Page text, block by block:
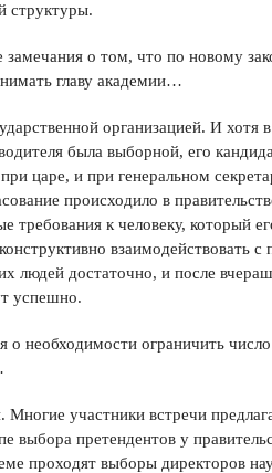
структуры.
о том, что по новому
главу академии…
организацией. И хотя в
была выборной, его
при царе, и при генеральном
происходило в
требования к человеку, который
взаимодействовать с
людей достаточно, и после
успешно.
необходимости ограничить
участники встречи
выбора претендентов у
проходят выборы директоров